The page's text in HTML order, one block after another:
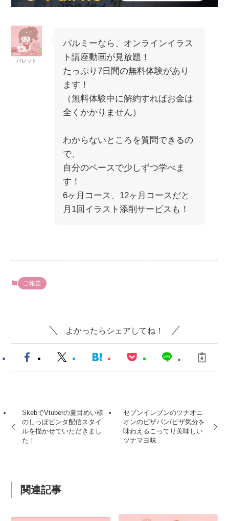
パレット
パルミーなら、オンラインイラス
ト講座動画が見放題！
たっぷり7日間の無料体験があり
ます！
（無料体験中に解約すればお金は
全くかかりません）
わからないところを質問できるの
で、
自分のペースで少しずつ学べま
す！
6ヶ月コース、12ヶ月コースだと
月1回イラスト添削サービスも！
ご報告
よかったらシェアしてね！
SkebでVtuberの夏目めい様
のしっぽビンタ配信スタイ
ルを描かせていただきまし
た！
セブンイレブンのツナオニ
オンのピザパン/ピザ気分を
味わえるこってり美味しい
ツナマヨ味
関連記事